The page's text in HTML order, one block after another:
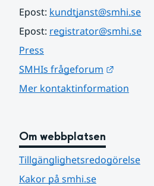
Epost: kundtjanst@smhi.se
Epost: registrator@smhi.se
Press
SMHIs frågeforum
Mer kontaktinformation
Om webbplatsen
Tillgänglighetsredogörelse
Kakor på smhi.se